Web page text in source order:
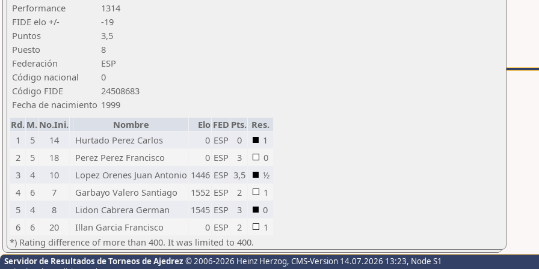
Performance
1314
FIDE elo +/-
-19
Puntos
3,5
Puesto
8
Federación
ESP
Código nacional
0
Código FIDE
24508683
Fecha de nacimiento 1999
Rd. M. No.Ini. Nombre Elo FED Pts. Res.
1
5 14 Hurtado Perez Carlos 0 ESP 0
1
2
5 18 Perez Perez Francisco 0 ESP 3
0
3
4 10 Lopez Orenes Juan Antonio 1446 ESP 3,5
½
4
6 7 Garbayo Valero Santiago 1552 ESP 2
1
5
4 8 Lidon Cabrera German 1545 ESP 3
0
6
6 20 Illan Garcia Francisco 0 ESP 2
1
*) Rating difference of more than 400. It was limited to 400.
Servidor de Resultados de Torneos de Ajedrez © 2006-2026 Heinz Herzog, CMS-Version 14.07.2026 13:23, Node S1